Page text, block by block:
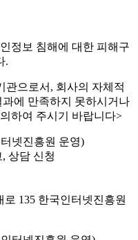
정보 침해에 대한 피해구
.
관으로서, 회사의 자체적
에 만족하지 못하시거나
하여 주시기 바랍니다>
넷진흥원 운영)
상담 신청
로 135 한국인터넷진흥원